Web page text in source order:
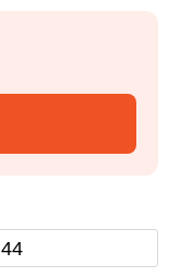
44